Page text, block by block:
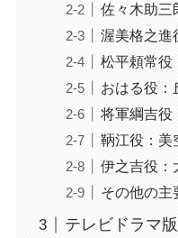
佐々木助三
渥美格之進
松平頼常役
おはる役：
将軍綱吉役
鞆江役：美
伊之吉役：
その他の主
テレビドラマ